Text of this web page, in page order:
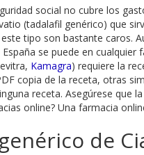
social no cubre los
(tadalafil genérico) que
tipo son bastante caros.
se puede en
Kamagra) requiere la
copia de la receta, otras
receta. Asegúrese que
online? Una farmacia
de